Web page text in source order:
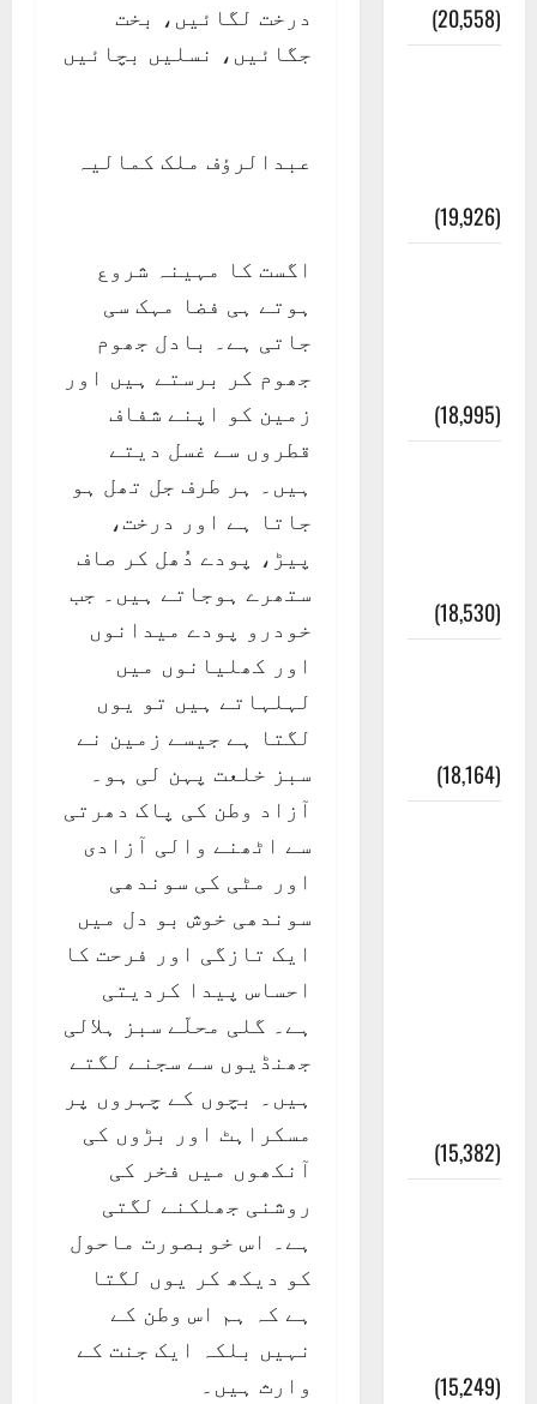
درخت لگائیں، بخت
جگائیں، نسلیں بچائیں
عبدالرؤف ملک کمالیہ
اگست کا مہینہ شروع
ہوتے ہی فضا مہک سی
جاتی ہے۔ بادل جھوم
جھوم کر برستے ہیں اور
زمین کو اپنے شفاف
قطروں سے غسل دیتے
ہیں۔ ہر طرف جل تھل ہو
جاتا ہے اور درخت،
پیڑ، پودے دُھل کر صاف
ستھرے ہوجاتے ہیں۔ جب
خودرو پودے میدانوں
اور کھلیانوں میں
لہلہاتے ہیں تو یوں
لگتا ہے جیسے زمین نے
سبز خلعت پہن لی ہو۔
آزاد وطن کی پاک دھرتی
سے اٹھنے والی آزادی
اور مٹی کی سوندھی
سوندھی خوش بو دل میں
ایک تازگی اور فرحت کا
احساس پیدا کردیتی
ہے۔ گلی محلّے سبز ہلالی
جھنڈیوں سے سجنے لگتے
ہیں۔ بچوں کے چہروں پر
مسکراہٹ اور بڑوں کی
آنکھوں میں فخر کی
روشنی جھلکنے لگتی
ہے۔ اس خوبصورت ماحول
کو دیکھ کر یوں لگتا
ہے کہ ہم اس وطن کے
نہیں بلکہ ایک جنت کے
وارث ہیں۔
(20,558)
(19,926)
(18,995)
(18,530)
(18,164)
(15,382)
(15,249)